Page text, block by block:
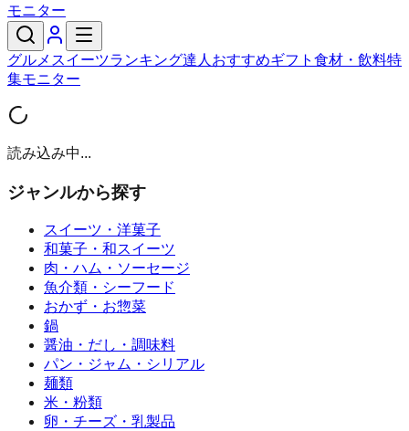
モニター
グルメ スイーツランキング達人おすすめギフト 食材・飲料特
集モニター
読み込み中...
ジャンルから探す
スイーツ・洋菓子
和菓子・和スイーツ
肉・ハム・ソーセージ
魚介類・シーフード
おかず・お惣菜
鍋
醤油・だし・調味料
パン・ジャム・シリアル
麺類
米・粉類
卵・チーズ・乳製品